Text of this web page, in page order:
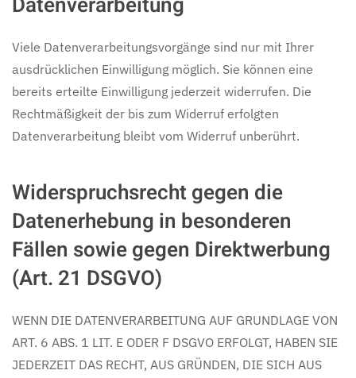
Viele Datenverarbeitungsvorgänge sind nur mit Ihrer
ausdrücklichen Einwilligung möglich. Sie können eine
bereits erteilte Einwilligung jederzeit widerrufen. Die
Rechtmäßigkeit der bis zum Widerruf erfolgten
Datenverarbeitung bleibt vom Widerruf unberührt.
Widerspruchsrecht gegen die
Datenerhebung in besonderen
Fällen sowie gegen Direktwerbung
(Art. 21 DSGVO)
WENN DIE DATENVERARBEITUNG AUF GRUNDLAGE VON
ART. 6 ABS. 1 LIT. E ODER F DSGVO ERFOLGT, HABEN SIE
JEDERZEIT DAS RECHT, AUS GRÜNDEN, DIE SICH AUS